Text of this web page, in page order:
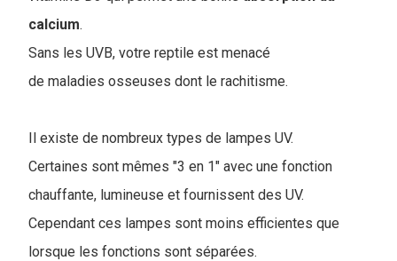
calcium.
Sans les UVB, votre reptile est menacé
de maladies osseuses dont le rachitisme.
Il existe de nombreux types de lampes UV.
Certaines sont mêmes "3 en 1" avec une fonction
chauffante, lumineuse et fournissent des UV.
Cependant ces lampes sont moins efficientes que
lorsque les fonctions sont séparées.